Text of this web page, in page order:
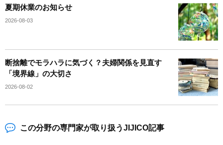
夏期休業のお知らせ
2026-08-03
断捨離でモラハラに気づく？夫婦関係を見直す
「境界線」の大切さ
2026-08-02
この分野の専門家が取り扱うJIJICO記事